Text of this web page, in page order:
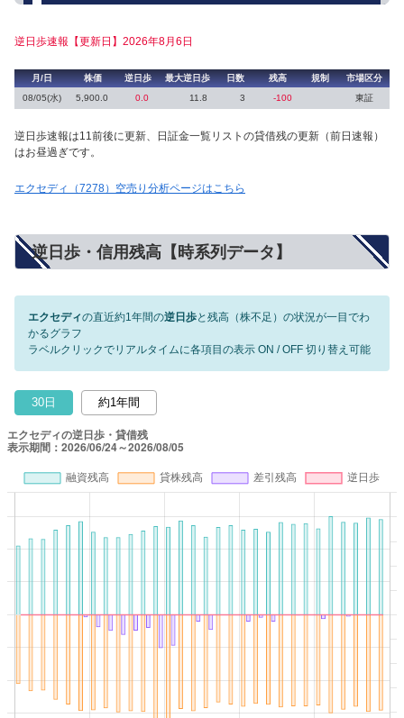
逆日歩速報【更新日】2026年8月6日
月/日 株価 逆日歩 最大逆日歩 日数 残高 規制
市場区分
08/05(水)
5,900.0 0.0 11.8 3 -100 東証
逆日歩速報は11前後に更新、日証金一覧リストの貸借残の更新（前日速報）
はお昼過ぎです。
エクセディ（7278）空売り分析ページはこちら
逆日歩・信用残高【時系列データ】
エクセディの直近約1年間の逆日歩と残高（株不足）の状況が一目でわ
かるグラフ
ラベルクリックでリアルタイムに各項目の表示 ON / OFF 切り替え可能
30日 約1年間